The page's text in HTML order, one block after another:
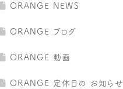
ORANGE NEWS
ORANGE ブログ
ORANGE 動画
ORANGE 定休日の お知らせ